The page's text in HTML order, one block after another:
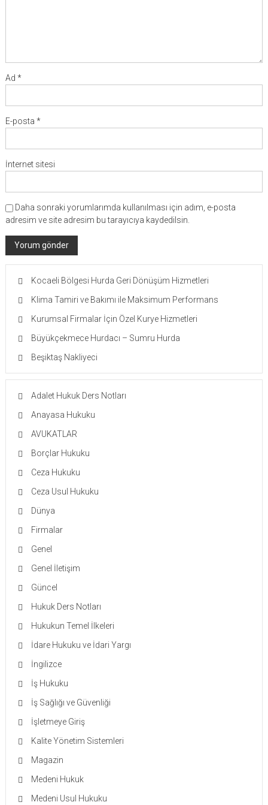
Ad *
E-posta *
İnternet sitesi
Daha sonraki yorumlarımda kullanılması için adım, e-posta
adresim ve site adresim bu tarayıcıya kaydedilsin.
Kocaeli Bölgesi Hurda Geri Dönüşüm Hizmetleri
Klima Tamiri ve Bakımı ile Maksimum Performans
Kurumsal Firmalar İçin Özel Kurye Hizmetleri
Büyükçekmece Hurdacı – Sumru Hurda
Beşiktaş Nakliyeci
Adalet Hukuk Ders Notları
Anayasa Hukuku
AVUKATLAR
Borçlar Hukuku
Ceza Hukuku
Ceza Usul Hukuku
Dünya
Firmalar
Genel
Genel İletişim
Güncel
Hukuk Ders Notları
Hukukun Temel İlkeleri
İdare Hukuku ve İdari Yargı
İngilizce
İş Hukuku
İş Sağlığı ve Güvenliği
İşletmeye Giriş
Kalite Yönetim Sistemleri
Magazin
Medeni Hukuk
Medeni Usul Hukuku